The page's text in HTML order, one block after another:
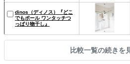
dinos（ディノス）『どこ
でもポール ワンタッチつ
っぱり物干し』
比較一覧の続きを